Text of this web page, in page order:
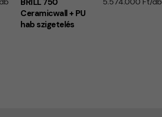
Ceramicwall + PU
hab szigetelés